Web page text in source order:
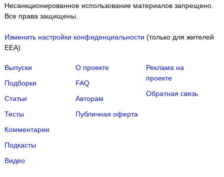
Несанкционированное использование материалов запрещено.
Все права защищены.
Изменить настройки конфиденциальности (только для жителей
EEA)
Выпуски
Подборки
Статьи
Тесты
Комментарии
Подкасты
Видео
О проекте
FAQ
Авторам
Публичная оферта
Реклама на
проекте
Обратная связь